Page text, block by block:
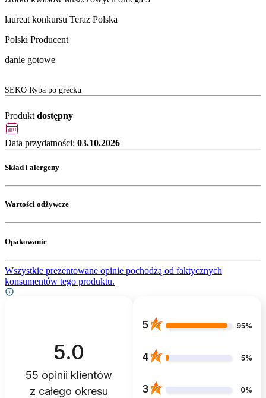
laureat konkursu Teraz Polska
Polski Producent
danie gotowe
SEKO Ryba po grecku
Produkt dostępny
Data przydatności: 03.10.2026
Skład i alergeny
Wartości odżywcze
Opakowanie
Wszystkie prezentowane opinie pochodzą od faktycznych
konsumentów tego produktu.
5.0
55 opinii klientów
z całego okresu
5 95%
4 5%
3 0%